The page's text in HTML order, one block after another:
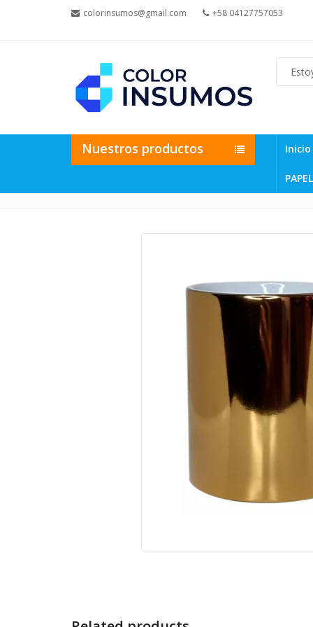
colorinsumos@gmail.com +58 04127757053
Nuestros productos Inicio